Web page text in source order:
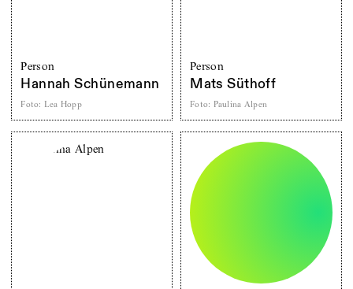
Person
Hannah Schünemann
Foto: Lea Hopp
Person
Mats Süthoff
Foto: Paulina Alpen